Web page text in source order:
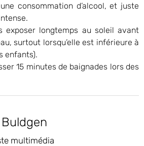
consommation d’alcool, et juste
exposer longtemps au soleil avant
surtout lorsqu’elle est inférieure à
enfants).
15 minutes de baignades lors des
multimédia